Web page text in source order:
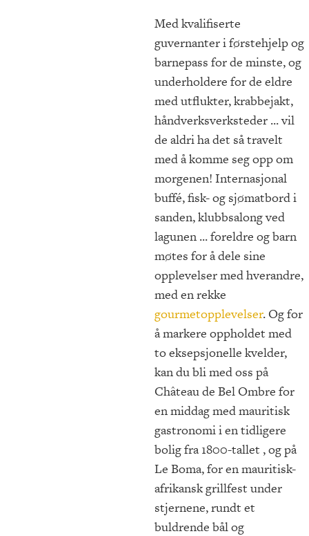
Med kvalifiserte
guvernanter i førstehjelp og
barnepass for de minste, og
underholdere for de eldre
med utflukter, krabbejakt,
håndverksverksteder ... vil
de aldri ha det så travelt
med å komme seg opp om
morgenen! Internasjonal
buffé, fisk- og sjømatbord i
sanden, klubbsalong ved
lagunen ... foreldre og barn
møtes for å dele sine
opplevelser med hverandre,
med en rekke
gourmetopplevelser. Og for
å markere oppholdet med
to eksepsjonelle kvelder,
kan du bli med oss på
Château de Bel Ombre for
en middag med mauritisk
gastronomi i en tidligere
bolig fra 1800-tallet , og på
Le Boma, for en mauritisk-
afrikansk grillfest under
stjernene, rundt et
buldrende bål og